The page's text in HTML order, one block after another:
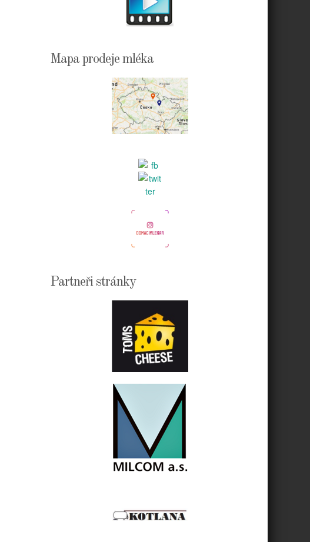
Mapa prodeje mléka
Partneři stránky